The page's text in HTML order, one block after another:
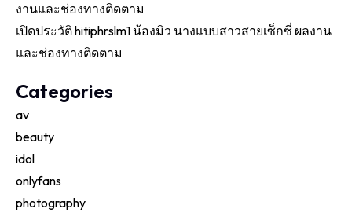
งานและช่องทางติดตาม
เปิดประวัติ hitiphrslm1 น้องมิว นางแบบสาวสายเซ็กซี่ ผลงาน
และช่องทางติดตาม
Categories
av
beauty
idol
onlyfans
photography